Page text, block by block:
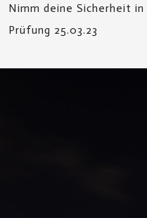
Nimm deine Sicherheit
Prüfung 25.03.23